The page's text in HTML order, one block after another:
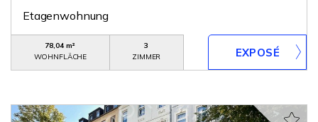
Etagenwohnung
78,04 m²
WOHNFLÄCHE
3
ZIMMER